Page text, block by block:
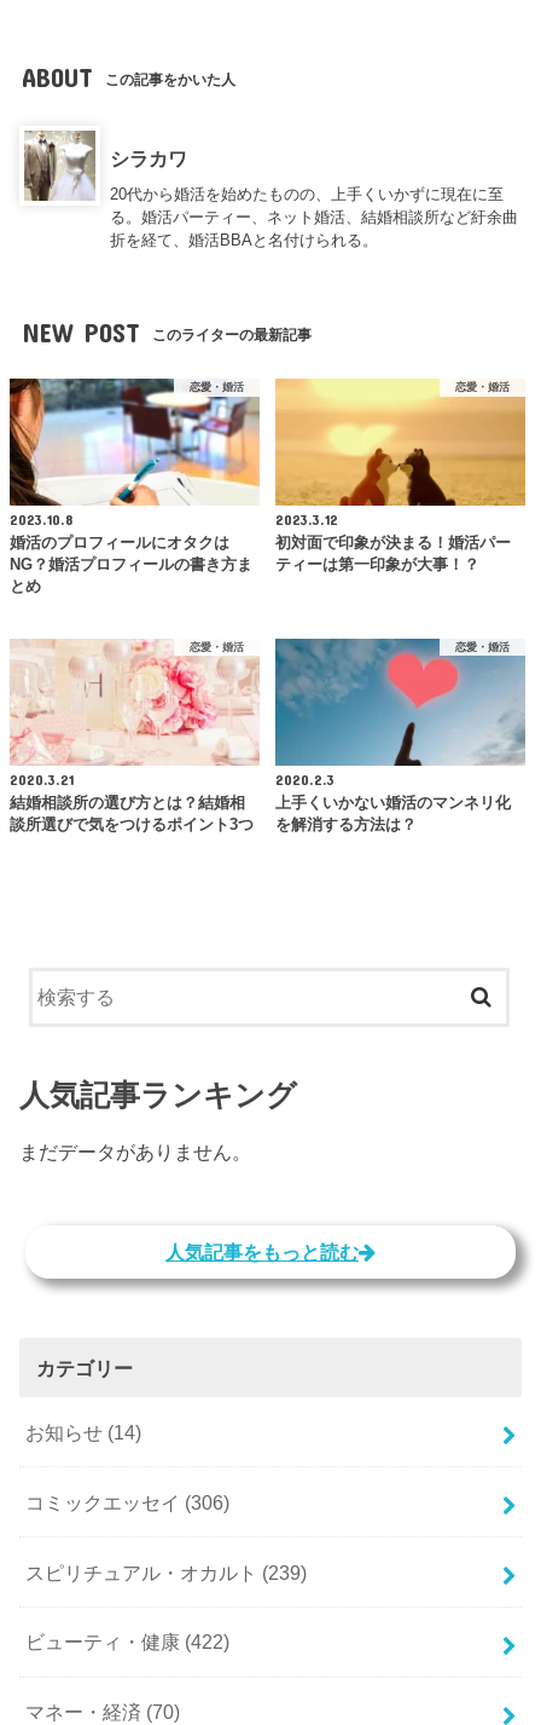
ABOUT この記事をかいた人
シラカワ
20代から婚活を始めたものの、上手くいかずに現在に至
る。婚活パーティー、ネット婚活、結婚相談所など紆余曲
折を経て、婚活BBAと名付けられる。
NEW POST このライターの最新記事
恋愛・婚活
2023.10.8
婚活のプロフィールにオタクは
NG？婚活プロフィールの書き方ま
とめ
恋愛・婚活
2023.3.12
初対面で印象が決まる！婚活パー
ティーは第一印象が大事！？
恋愛・婚活
2020.3.21
結婚相談所の選び方とは？結婚相
談所選びで気をつけるポイント3つ
恋愛・婚活
2020.2.3
上手くいかない婚活のマンネリ化
を解消する方法は？
人気記事ランキング
まだデータがありません。
人気記事をもっと読む
カテゴリー
お知らせ (14)
コミックエッセイ (306)
スピリチュアル・オカルト (239)
ビューティ・健康 (422)
マネー・経済 (70)